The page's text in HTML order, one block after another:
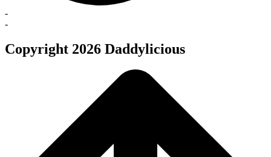
-
-
Copyright 2026 Daddylicious